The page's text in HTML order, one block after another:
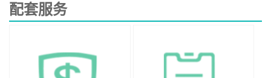
配套服务